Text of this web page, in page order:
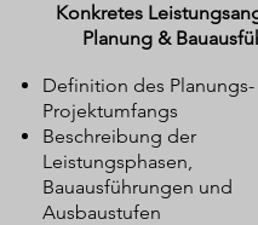
Konkretes
Planung &
Definition des
Projektumfangs
Beschreibung der
Leistungsphasen,
Bauausführungen und
Ausbaustufen